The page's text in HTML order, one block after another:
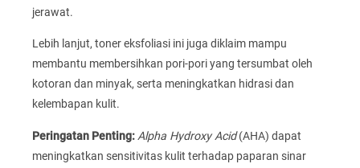
jerawat.
Lebih lanjut, toner eksfoliasi ini juga diklaim mampu
membantu membersihkan pori-pori yang tersumbat oleh
kotoran dan minyak, serta meningkatkan hidrasi dan
kelembapan kulit.
Peringatan Penting: Alpha Hydroxy Acid(AHA) dapat
meningkatkan sensitivitas kulit terhadap paparan sinar